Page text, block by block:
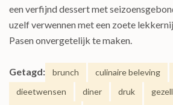
een verfijnd dessert met
uzelf verwennen met een zoete
Pasen onvergetelijk te maken.
Getagd: brunch culinaire beleving
dieetwensen
diner druk